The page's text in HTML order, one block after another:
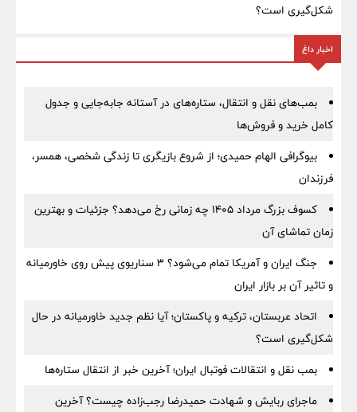
شکل‌گیری است؟
اخبار داغ
بمب‌های نقل و انتقال، ستاره‌های در آستانه جابه‌جایی و جدول
کامل خرید و فروش‌ها
بیوگرافی الهام حمیدی؛ از شروع بازیگری تا زندگی شخصی، همسر،
فرزندان
کسوف بزرگ مرداد ۱۴۰۵ چه زمانی رخ می‌دهد؟ جزئیات و بهترین
زمان تماشای آن
جنگ ایران و آمریکا تمام می‌شود؟ ۳ سناریوی پیش روی خاورمیانه
و تاثیر آن بر بازار ایران
اتحاد عربستان، ترکیه و پاکستان؛ آیا نظم جدید خاورمیانه در حال
شکل‌گیری است؟
بمب نقل‌ و انتقالات فوتبال ایران؛ آخرین خبر از انتقال ستاره‌ها
ماجرای ربایش و شهادت حمیدرضا رجب‌زاده چیست؟ آخرین